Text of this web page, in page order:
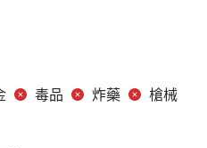
毒品 炸藥 槍械